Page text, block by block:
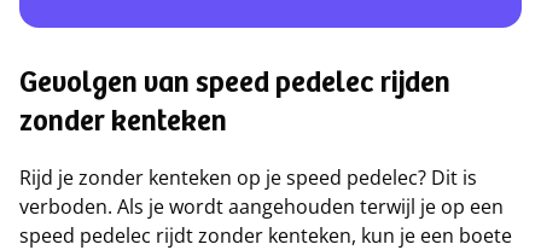
Gevolgen van speed pedelec rijden
zonder kenteken
Rijd je zonder kenteken op je speed pedelec? Dit is
verboden. Als je wordt aangehouden terwijl je op een
speed pedelec rijdt zonder kenteken, kun je een boete